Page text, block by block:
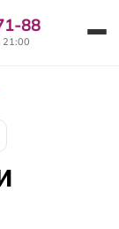
88
21:00